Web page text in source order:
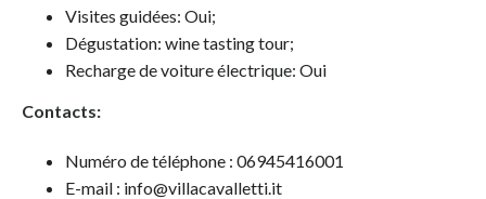
Visites guidées: Oui;
Dégustation: wine tasting tour;
Recharge de voiture électrique: Oui
Contacts:
Numéro de téléphone : 06945416001
E-mail : info@villacavalletti.it